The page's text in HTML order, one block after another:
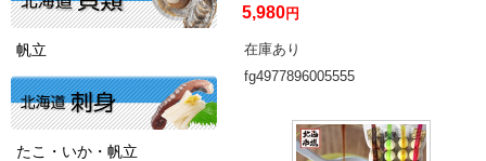
5,980円
在庫あり
fg4977896005555
帆立
たこ・いか・帆立